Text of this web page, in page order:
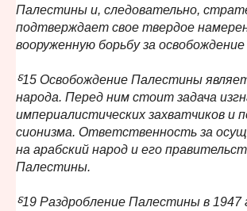
Палестины и, следовательно,
подтверждает свое твердое
вооруженную борьбу за
⸹15 Освобождение Палестины
народа. Перед ним стоит задача
империалистических захватчиков
сионизма. Ответственность за
на арабский народ и его
Палестины.
⸹19 Раздробление Палестины в 1947